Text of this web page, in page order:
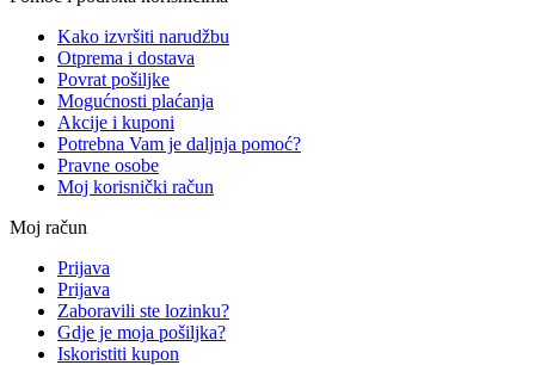
Kako izvršiti narudžbu
Otprema i dostava
Povrat pošiljke
Mogućnosti plaćanja
Akcije i kuponi
Potrebna Vam je daljnja pomoć?
Pravne osobe
Moj korisnički račun
Moj račun
Prijava
Prijava
Zaboravili ste lozinku?
Gdje je moja pošiljka?
Iskoristiti kupon